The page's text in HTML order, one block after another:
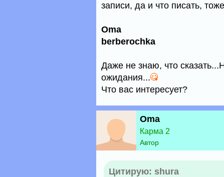
записи, да и что писать,
Oma
berberochka
Даже не знаю, что
ожидания...
Что вас интересует?
Oma
Карма 2
Автор
Цитирую: shura